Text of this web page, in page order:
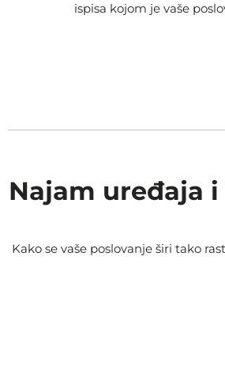
ispisa kojom je vaše
Najam uređaja
Kako se vaše poslovanje širi tako